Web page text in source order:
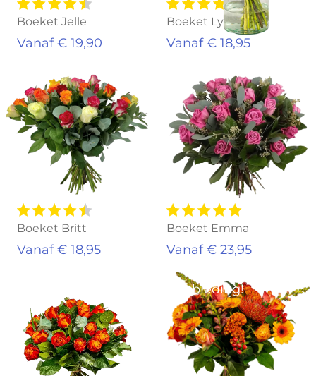
Boeket Jelle
Vanaf € 19,90
Boeket Lynn
Vanaf € 18,95
Boeket Britt
Vanaf € 18,95
Boeket Emma
Vanaf € 23,95
Aanbieding!